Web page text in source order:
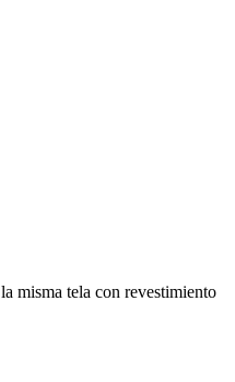
misma tela con revestimiento